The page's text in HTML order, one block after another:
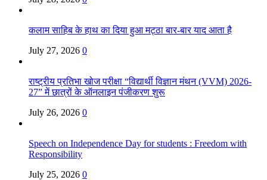
कलाम साहिब के हाथ का दिया हुआ मट्ठा बार-बार याद आता है
July 27, 2026 0
राष्ट्रीय प्रतिभा खोज परीक्षा “विद्यार्थी विज्ञान मंथन (VVM) 2026-
27” में छात्रों के ऑनलाइन पंजीकरण शुरू
July 26, 2026 0
Speech on Independence Day for students : Freedom with
Responsibility
July 25, 2026 0